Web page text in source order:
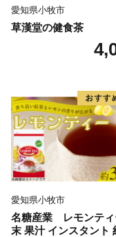
愛知県小牧市
草漢堂の健食茶
愛知県小牧市
名糖産業 レモンテ
末 果汁 インスタント